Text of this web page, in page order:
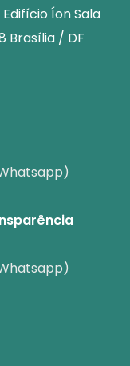
Edifício Íon Sala
Brasília / DF